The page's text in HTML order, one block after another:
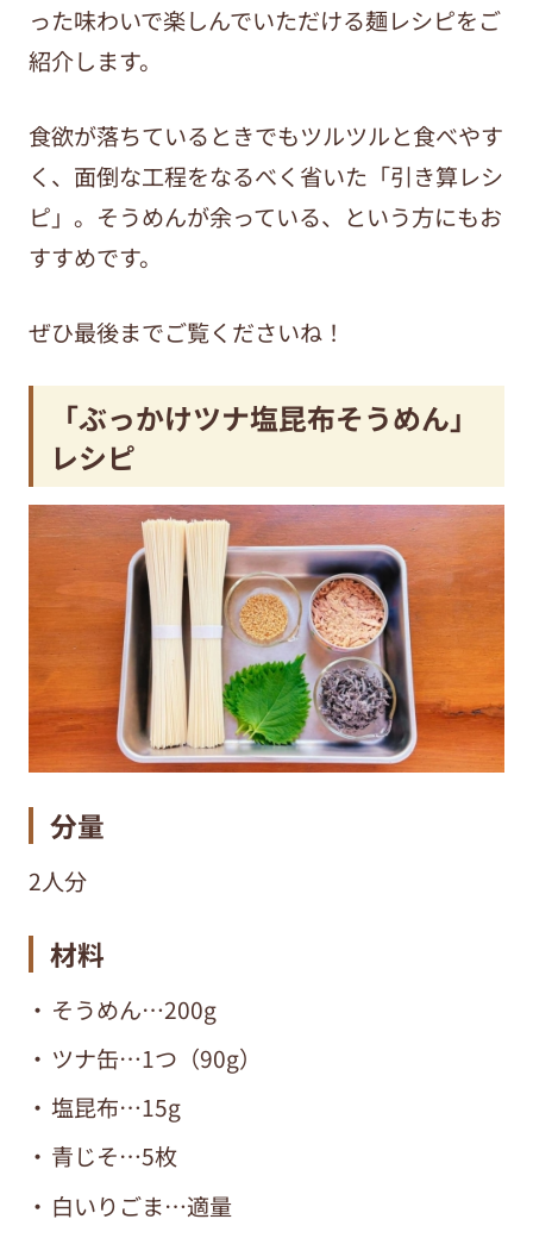
った味わいで楽しんでいただける麺レシピをご
紹介します。
食欲が落ちているときでもツルツルと食べやす
く、面倒な工程をなるべく省いた「引き算レシ
ピ」。そうめんが余っている、という方にもお
すすめです。
ぜひ最後までご覧くださいね！
「ぶっかけツナ塩昆布そうめん」
レシピ
分量
2人分
材料
そうめん…200g
ツナ缶…1つ（90g）
塩昆布…15g
青じそ…5枚
白いりごま…適量